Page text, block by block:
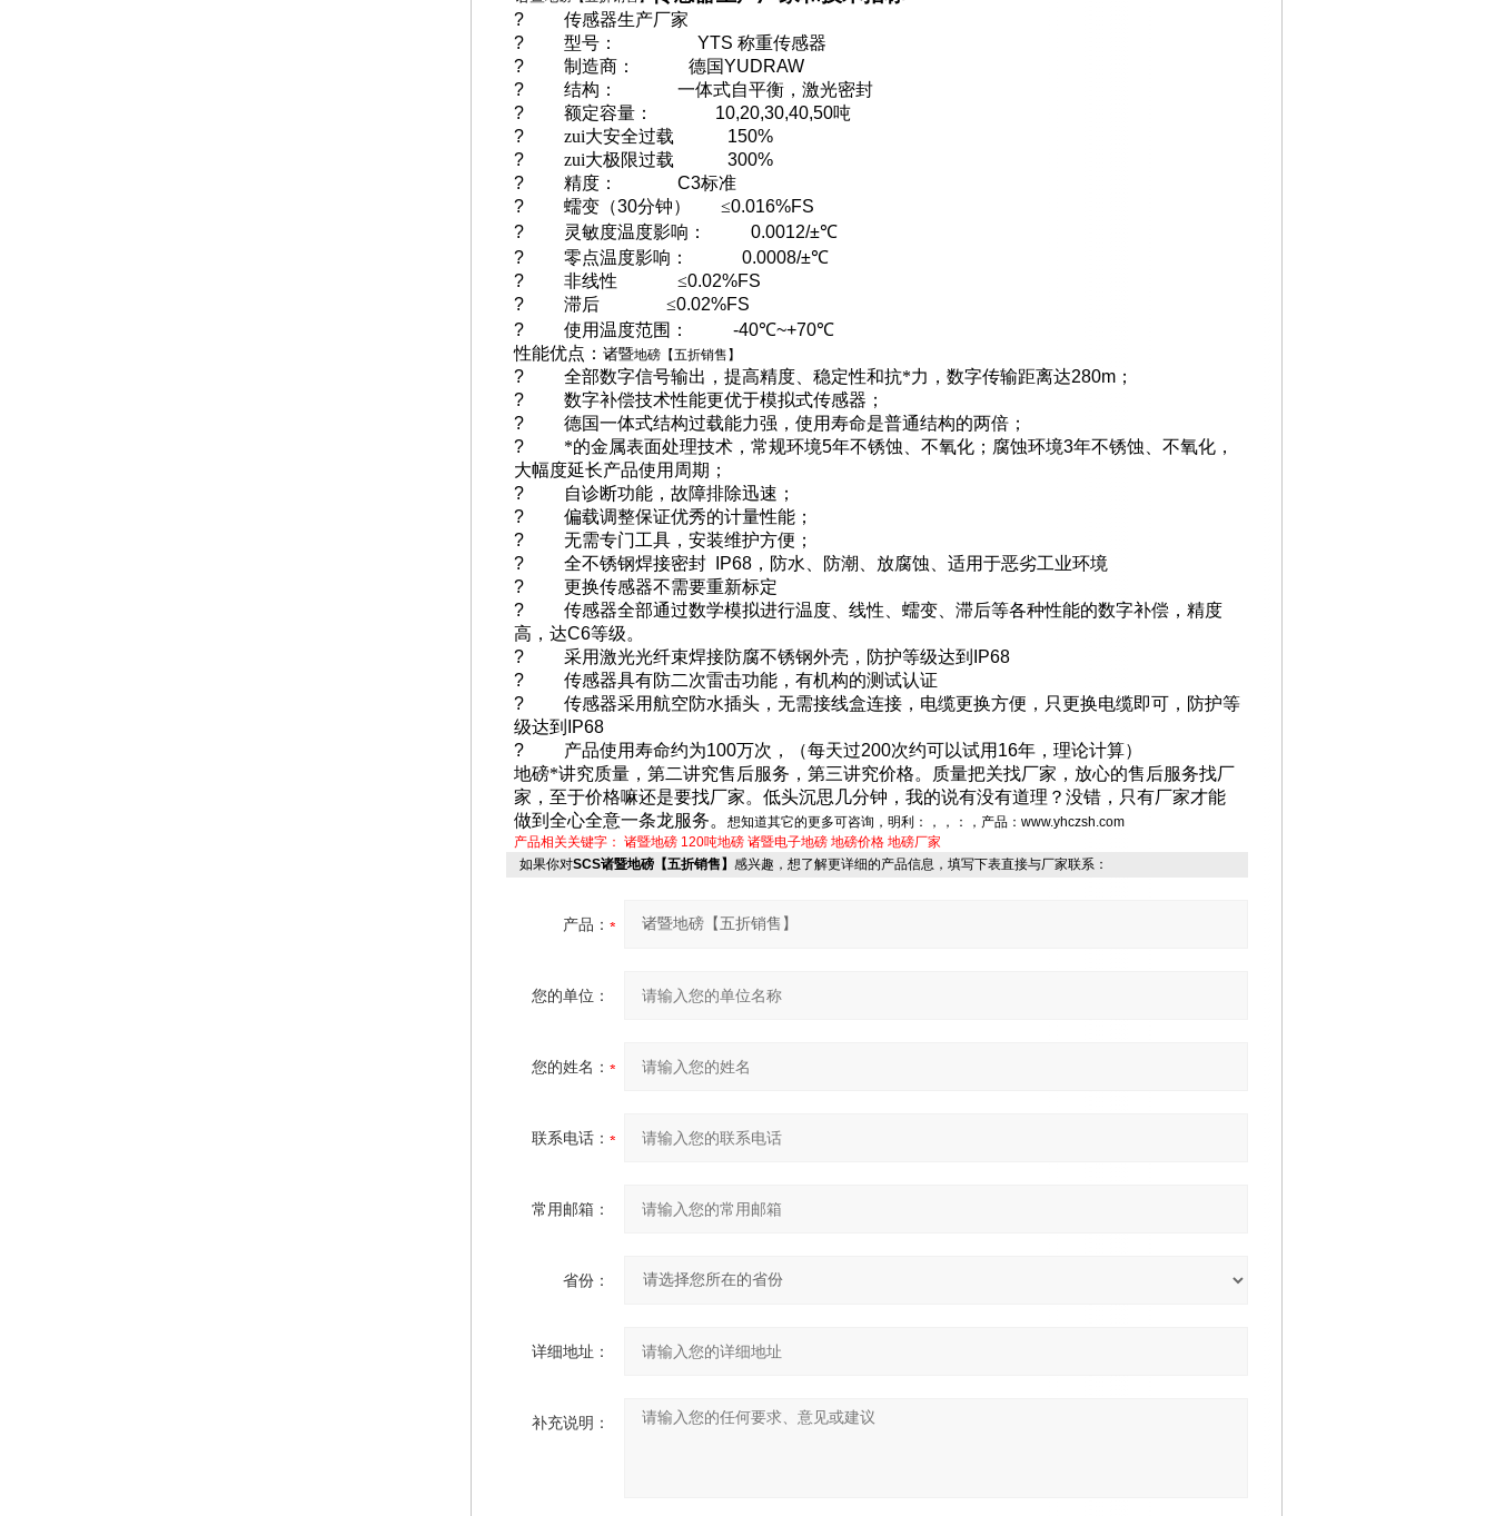
? 传感器生产厂家
? 型号： YTS 称重传感器
? 制造商： 德国YUDRAW
? 结构：
一体式自平衡，激光密封
? 额定容量： 10,20,30,40,50吨
? zui大安全过载 150%
? zui大极限过载 300%
? 精度： C3标准
? 蠕变（30分钟） ≤0.016%FS
?
灵敏度温度影响： 0.0012/±℃
? 零点温度影响： 0.0008/±℃
? 非线性 ≤0.02%FS
? 滞后 ≤0.02%FS
? 使用温度范围： -40℃~+70℃
性能优点： 诸暨地磅【五折销售】
? 全部数字信号输出，提高精度、稳定性和抗*力，数字传输距离达280m；
? 数字补偿技术性能更优于模拟式传感器；
? 德国一体式结构过载能力强，使用寿命是普通结构的两倍；
? *的金属表面处理技术，常规环境5年不锈蚀、不氧化；腐蚀环境3年不锈蚀、不氧化，
大幅度延长产品使用周期；
?
自诊断功能，故障排除迅速；
? 偏载调整保证优秀的计量性能；
? 无需专门工具，安装维护方便；
? 全不锈钢焊接密封IP68，防水、防潮、放腐蚀、适用于恶劣工业环境
? 更换传感器不需要重新标定
? 传感器全部通过数学模拟进行温度、线性、蠕变、滞后等各种性能的数字补偿，精度
高，达C6等级。
? 采用激光光纤束焊接防腐不锈钢外壳，防护等级达到 IP68
? 传感器具有防二次雷击功能，有机构的测试认证
? 传感器采用航空防水插头，无需接线盒连接，电缆更换方便，只更换电缆即可，防护等
级达到 IP68
? 产品使用寿命约为100万次，（每天过200次约可以试用 16年，理论计算）
地磅*讲究质量，第二讲究售后服务，第三讲究价格。质量把关找厂家，放心的售后服务找厂
家，至于价格嘛还是要找厂家。低头沉思几分钟，我的说有没有道理？没错，只有厂家才能
做到全心全意一条龙服务。
想知道其它的更多可咨询，明利： ， ， ： ，产品： www.yhczsh.com
产品相关关键字： 诸暨地磅 120吨地磅 诸暨电子地磅 地磅价格 地磅厂家
如果你对SCS诸暨地磅【五折销售】 感兴趣，想了解更详细的产品信息，填写下表直接与厂家联系：
产品：
您的单位：
您的姓名：
联系电话：
常用邮箱：
省份：
详细地址：
补充说明：